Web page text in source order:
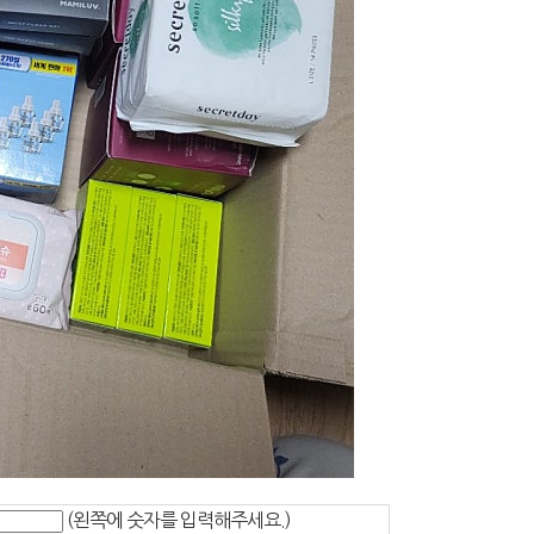
(왼쪽에 숫자를 입력해주세요.)